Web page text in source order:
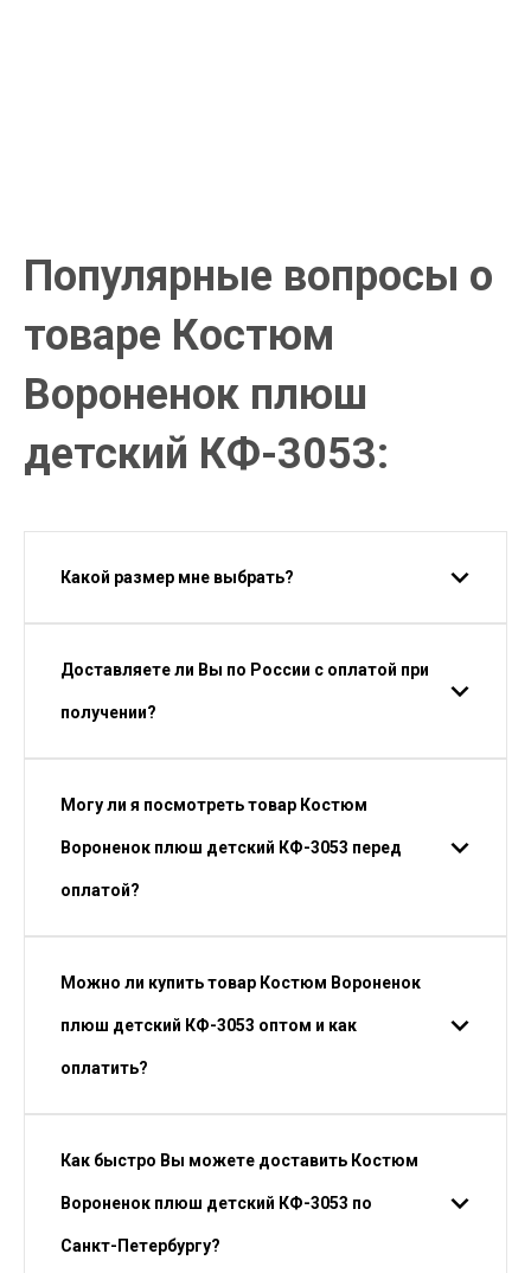
Популярные вопросы о
товаре Костюм
Вороненок плюш
детский КФ-3053:
Какой размер мне выбрать?
Доставляете ли Вы по России с оплатой при
получении?
Могу ли я посмотреть товар Костюм
Вороненок плюш детский КФ-3053 перед
оплатой?
Можно ли купить товар Костюм Вороненок
плюш детский КФ-3053 оптом и как
оплатить?
Как быстро Вы можете доставить Костюм
Вороненок плюш детский КФ-3053 по
Санкт-Петербургу?